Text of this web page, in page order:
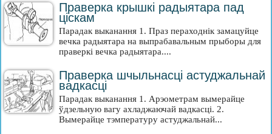
Праверка крышкі радыятара пад
ціскам
Парадак выканання 1. Праз пераходнік замацуйце
вечка радыятара на выпрабавальным прыборы для
праверкі вечка радыятара....
Праверка шчыльнасці астуджальнай
вадкасці
Парадак выканання 1. Арэометрам вымерайце
ўдзельную вагу ахладжаючай вадкасці. 2.
Вымерайце тэмпературу астуджальнай...